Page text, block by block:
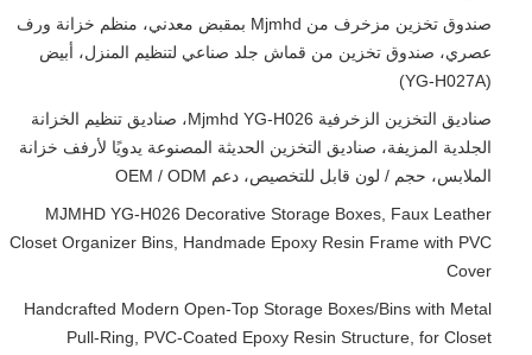
صندوق تخزين مزخرف من Mjmhd بمقبض معدني، منظم خزانة ورف
عصري، صندوق تخزين من قماش جلد صناعي لتنظيم المنزل، أبيض
(YG-H027A)
صناديق التخزين الزخرفية Mjmhd YG-H026، صناديق تنظيم الخزانة
الجلدية المزيفة، صناديق التخزين الحديثة المصنوعة يدويًا لأرفف خزانة
الملابس، حجم / لون قابل للتخصيص، دعم OEM / ODM
MJMHD YG-H026 Decorative Storage Boxes, Faux Leather
Closet Organizer Bins, Handmade Epoxy Resin Frame with PVC
Cover
Handcrafted Modern Open-Top Storage Boxes/Bins with Metal
Pull-Ring, PVC-Coated Epoxy Resin Structure, for Closet